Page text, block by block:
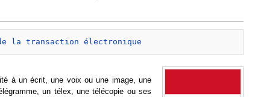
la transaction électronique
à un écrit, une voix ou une image, une
un télex, une télécopie ou ses